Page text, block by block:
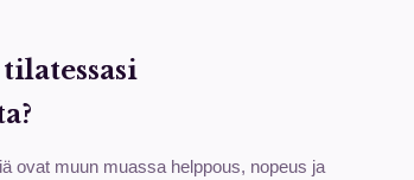
ovat muun muassa helppous, nopeus ja